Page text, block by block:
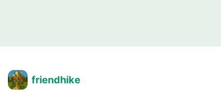
friendhike